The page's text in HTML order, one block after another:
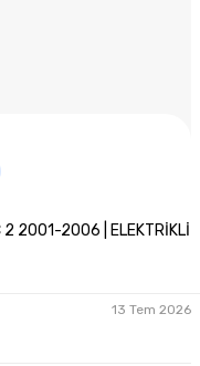
2 2001-2006 | ELEKTRİKLİ
13 Tem 2026